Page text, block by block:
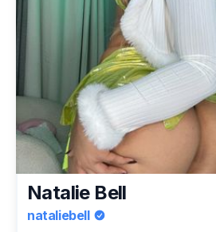
Natalie Bell
nataliebell